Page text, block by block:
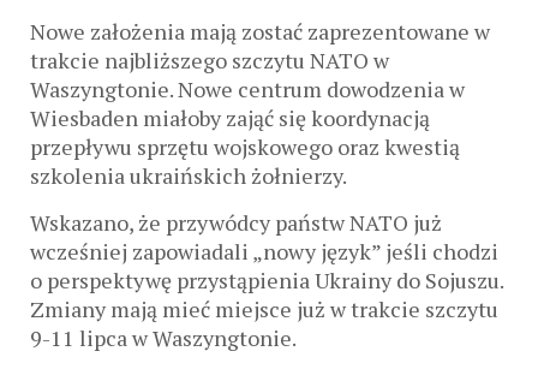
Nowe założenia mają zostać zaprezentowane w
trakcie najbliższego szczytu NATO w
Waszyngtonie. Nowe centrum dowodzenia w
Wiesbaden miałoby zająć się koordynacją
przepływu sprzętu wojskowego oraz kwestią
szkolenia ukraińskich żołnierzy.
Wskazano, że przywódcy państw NATO już
wcześniej zapowiadali „nowy język” jeśli chodzi
o perspektywę przystąpienia Ukrainy do Sojuszu.
Zmiany mają mieć miejsce już w trakcie szczytu
9-11 lipca w Waszyngtonie.